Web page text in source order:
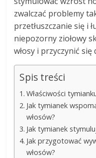
zwalczać problemy
przetłuszczanie się i
niepozorny ziołowy
włosy i przyczynić
Spis treści
Właściwości
Jak tymianek
włosów?
Jak tymianek
Jak przygotować
włosów?